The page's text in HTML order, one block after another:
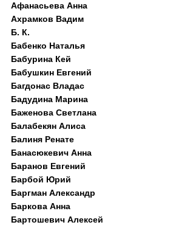
Афанасьева Анна
Ахрамков Вадим
Б. К.
Бабенко Наталья
Бабурина Кей
Бабушкин Евгений
Багдонас Владас
Бадудина Марина
Баженова Светлана
Балабекян Алиса
Балиня Ренате
Банасюкевич Анна
Баранов Евгений
Барбой Юрий
Баргман Александр
Баркова Анна
Бартошевич Алексей